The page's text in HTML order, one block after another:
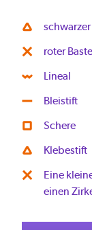
roter
Lineal
Bleistift
Schere
Klebestift
Eine
einen